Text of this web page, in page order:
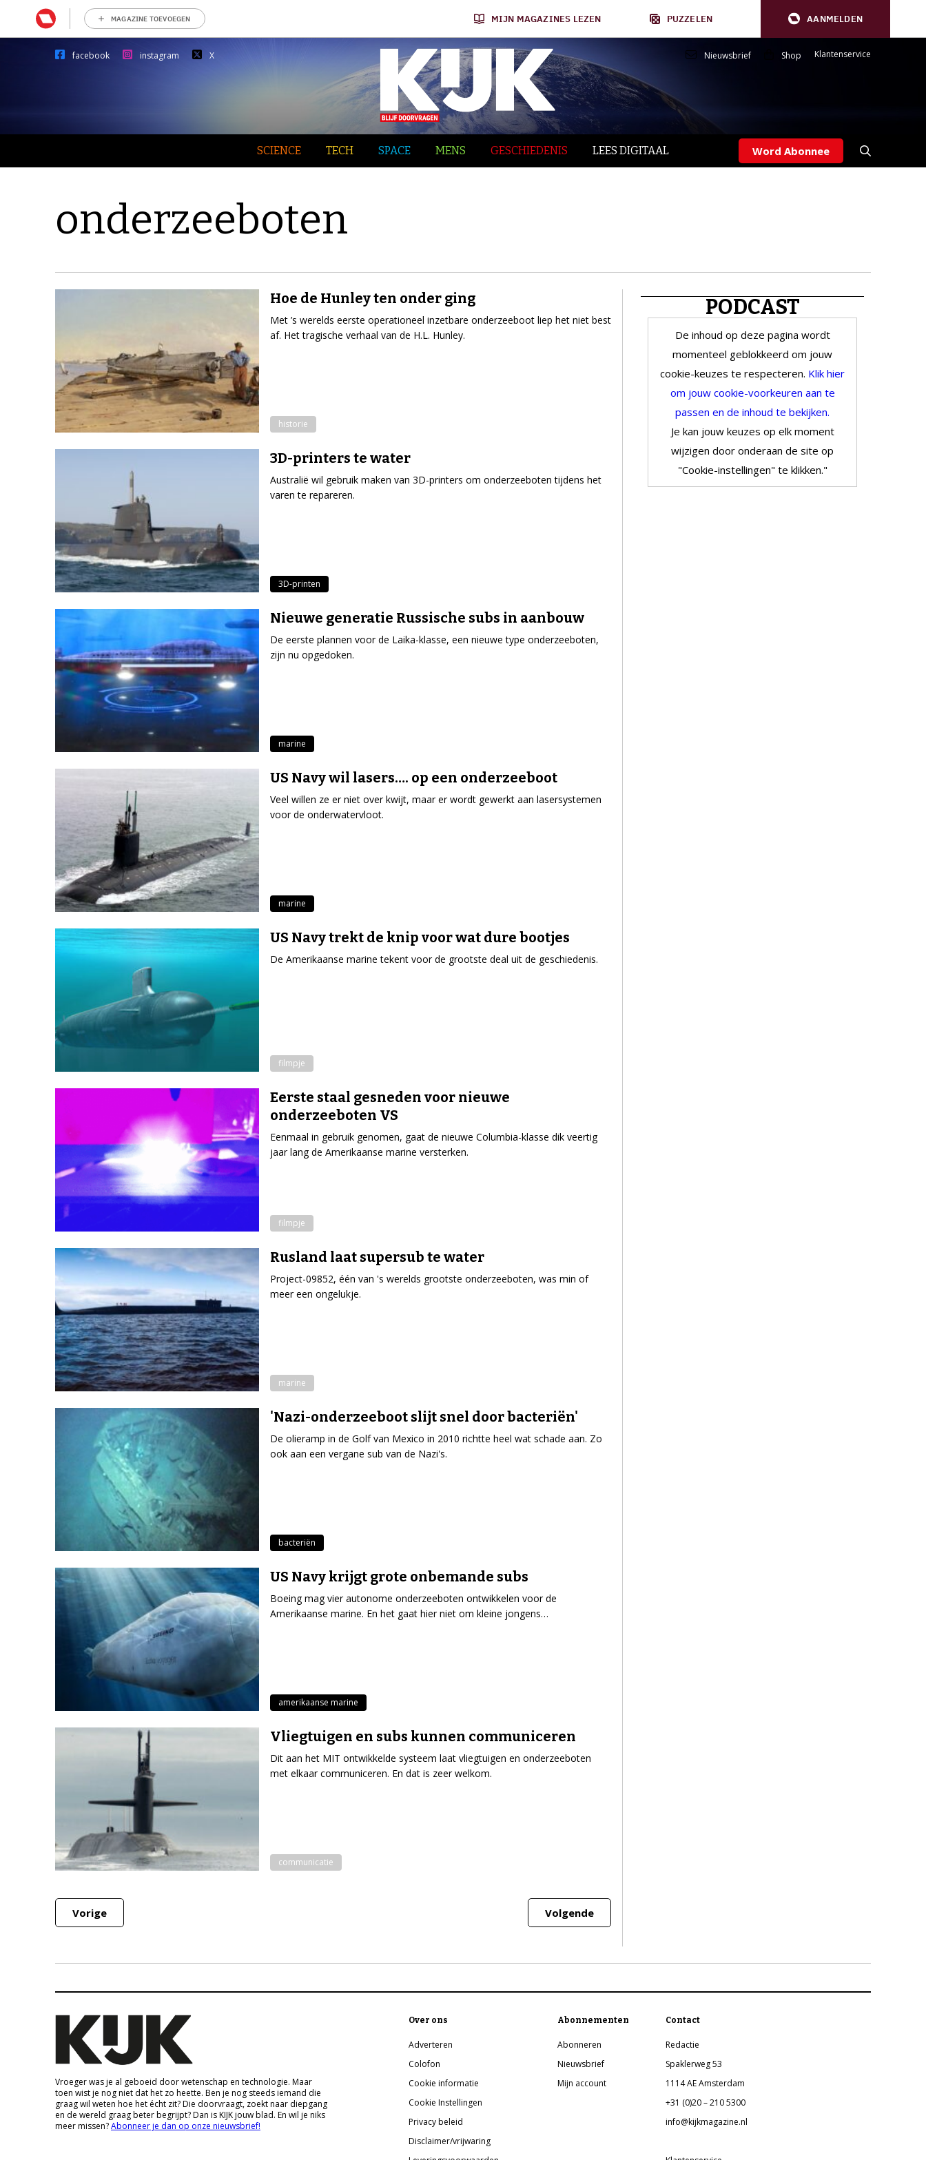
MAGAZINE TOEVOEGEN MIJN MAGAZINES LEZEN PUZZELEN AANMELDEN
facebook instagram X Nieuwsbrief Shop Klantenservice
SCIENCE TECH SPACE MENS GESCHIEDENIS LEES DIGITAAL Word Abonnee
onderzeeboten
Hoe de Hunley ten onder ging
Met ’s werelds eerste operationeel inzetbare onderzeeboot liep het niet best
af. Het tragische verhaal van de H.L. Hunley.
historie
3D-printers te water
Australië wil gebruik maken van 3D-printers om onderzeeboten tijdens het
varen te repareren.
3D-printen
Nieuwe generatie Russische subs in aanbouw
De eerste plannen voor de Laika-klasse, een nieuwe type onderzeeboten,
zijn nu opgedoken.
marine
US Navy wil lasers…. op een onderzeeboot
Veel willen ze er niet over kwijt, maar er wordt gewerkt aan lasersystemen
voor de onderwatervloot.
marine
US Navy trekt de knip voor wat dure bootjes
De Amerikaanse marine tekent voor de grootste deal uit de geschiedenis.
filmpje
Eerste staal gesneden voor nieuwe
onderzeeboten VS
Eenmaal in gebruik genomen, gaat de nieuwe Columbia-klasse dik veertig
jaar lang de Amerikaanse marine versterken.
filmpje
Rusland laat supersub te water
Project-09852, één van 's werelds grootste onderzeeboten, was min of
meer een ongelukje.
marine
'Nazi-onderzeeboot slijt snel door bacteriën'
De olieramp in de Golf van Mexico in 2010 richtte heel wat schade aan. Zo
ook aan een vergane sub van de Nazi's.
bacteriën
US Navy krijgt grote onbemande subs
Boeing mag vier autonome onderzeeboten ontwikkelen voor de
Amerikaanse marine. En het gaat hier niet om kleine jongens…
amerikaanse marine
Vliegtuigen en subs kunnen communiceren
Dit aan het MIT ontwikkelde systeem laat vliegtuigen en onderzeeboten
met elkaar communiceren. En dat is zeer welkom.
communicatie
Vorige Volgende
PODCAST
De inhoud op deze pagina wordt
momenteel geblokkeerd om jouw
cookie-keuzes te respecteren. Klik hier
om jouw cookie-voorkeuren aan te
passen en de inhoud te bekijken.
Je kan jouw keuzes op elk moment
wijzigen door onderaan de site op
"Cookie-instellingen" te klikken."
Vroeger was je al geboeid door wetenschap en technologie. Maar
toen wist je nog niet dat het zo heette. Ben je nog steeds iemand die
graag wil weten hoe het écht zit? Die doorvraagt, zoekt naar diepgang
en de wereld graag beter begrijpt? Dan is KIJK jouw blad. En wil je niks
meer missen?Abonneer je dan op onze nieuwsbrief!
Over ons
Adverteren
Colofon
Cookie informatie
Cookie Instellingen
Privacy beleid
Disclaimer/vrijwaring
Abonnementen
Abonneren
Nieuwsbrief
Mijn account
Contact
Redactie
Spaklerweg 53
1114 AE Amsterdam
+31 (0)20 – 210 5300
info@kijkmagazine.nl